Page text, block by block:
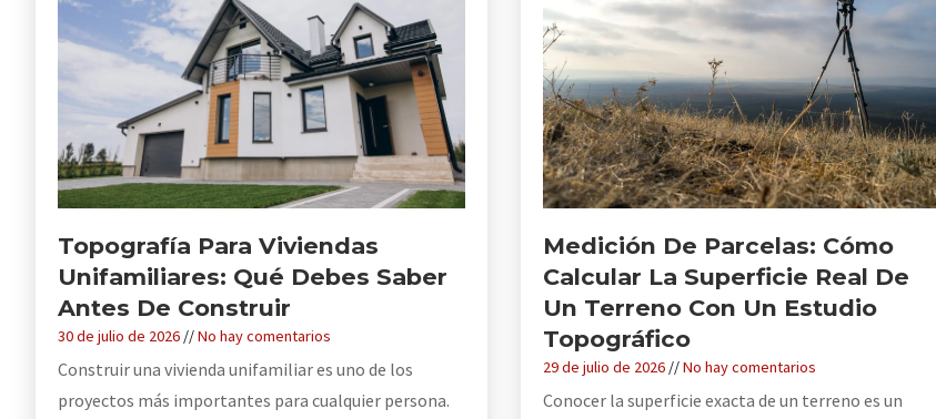
Topografía Para Viviendas
Unifamiliares: Qué Debes Saber
Antes De Construir
30 de julio de 2026 No hay comentarios
Construir una vivienda unifamiliar es uno de los
proyectos más importantes para cualquier persona.
Medición De Parcelas: Cómo
Calcular La Superficie Real De
Un Terreno Con Un Estudio
Topográfico
29 de julio de 2026 No hay comentarios
Conocer la superficie exacta de un terreno es un